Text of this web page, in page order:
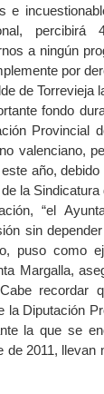
e
percibirá
a ningún
por
de Torrevieja
fondo
Provincial
valenciano,
año,
la Sindicatura
“el
sin
puso como
Margalla,
recordar
la Diputación
la que se
de 2011,